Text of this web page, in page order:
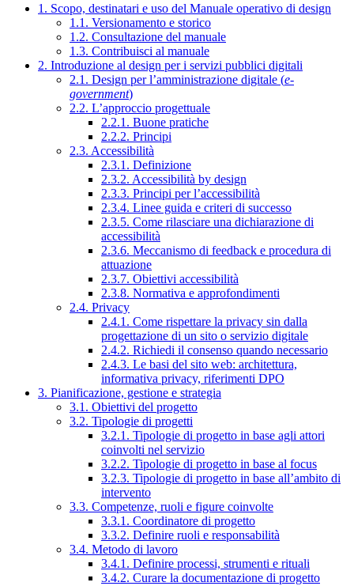
1. Scopo, destinatari e uso del Manuale operativo di design
1.1. Versionamento e storico
1.2. Consultazione del manuale
1.3. Contribuisci al manuale
2. Introduzione al design per i servizi pubblici digitali
2.1. Design per l’amministrazione digitale (e-
government)
2.2. L’approccio progettuale
2.2.1. Buone pratiche
2.2.2. Principi
2.3. Accessibilità
2.3.1. Definizione
2.3.2. Accessibilità by design
2.3.3. Principi per l’accessibilità
2.3.4. Linee guida e criteri di successo
2.3.5. Come rilasciare una dichiarazione di
accessibilità
2.3.6. Meccanismo di feedback e procedura di
attuazione
2.3.7. Obiettivi accessibilità
2.3.8. Normativa e approfondimenti
2.4. Privacy
2.4.1. Come rispettare la privacy sin dalla
progettazione di un sito o servizio digitale
2.4.2. Richiedi il consenso quando necessario
2.4.3. Le basi del sito web: architettura,
informativa privacy, riferimenti DPO
3. Pianificazione, gestione e strategia
3.1. Obiettivi del progetto
3.2. Tipologie di progetti
3.2.1. Tipologie di progetto in base agli attori
coinvolti nel servizio
3.2.2. Tipologie di progetto in base al focus
3.2.3. Tipologie di progetto in base all’ambito di
intervento
3.3. Competenze, ruoli e figure coinvolte
3.3.1. Coordinatore di progetto
3.3.2. Definire ruoli e responsabilità
3.4. Metodo di lavoro
3.4.1. Definire processi, strumenti e rituali
3.4.2. Curare la documentazione di progetto